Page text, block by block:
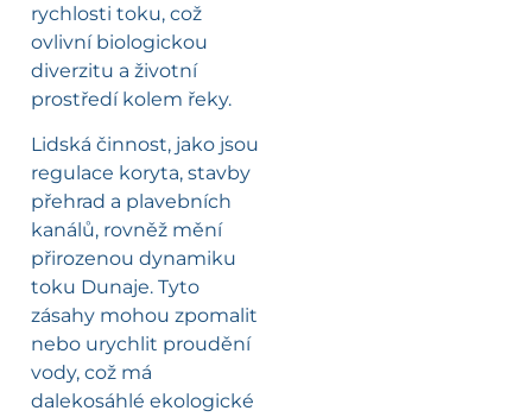
rychlosti toku, což
ovlivní biologickou
diverzitu a životní
prostředí kolem řeky.
Lidská činnost, jako jsou
regulace koryta, stavby
přehrad a plavebních
kanálů, rovněž mění
přirozenou dynamiku
toku Dunaje. Tyto
zásahy mohou zpomalit
nebo urychlit proudění
vody, což má
dalekosáhlé ekologické